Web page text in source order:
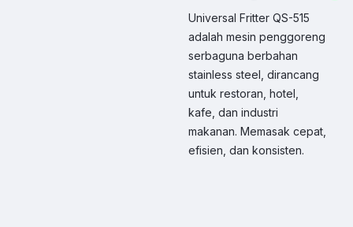
Universal Fritter QS-515
adalah mesin penggoreng
serbaguna berbahan
stainless steel, dirancang
untuk restoran, hotel,
kafe, dan industri
makanan. Memasak cepat,
efisien, dan konsisten.